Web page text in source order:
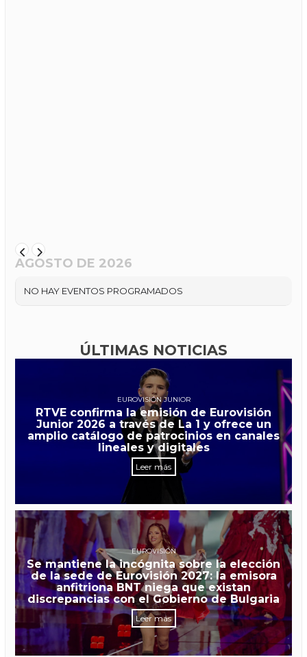
AGOSTO DE 2026
NO HAY EVENTOS PROGRAMADOS
ÚLTIMAS NOTICIAS
EUROVISIÓN JUNIOR
RTVE confirma la emisión de Eurovisión
Junior 2026 a través de La 1 y ofrece un
amplio catálogo de patrocinios en canales
lineales y digitales
Leer más
EUROVISIÓN
Se mantiene la incógnita sobre la elección
de la sede de Eurovisión 2027: la emisora
anfitriona BNT niega que existan
discrepancias con el Gobierno de Bulgaria
Leer más